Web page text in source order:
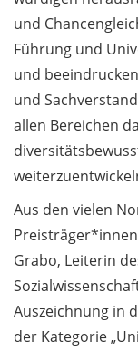
German)
Pub Quiz – Lerne
über
Pub Quiz – Learn
about
Aktionswoche
„Wissenschaft
Faschismus“:
öffentlicher
2. Juni 2026 / Action
Week “Science
Fascism”: public
on 2 June 2026 (in
German)
und
Führung und
und
und
allen Bereichen
Aus den vielen
Grabo, Leiterin
Auszeichnung in
der Kategorie